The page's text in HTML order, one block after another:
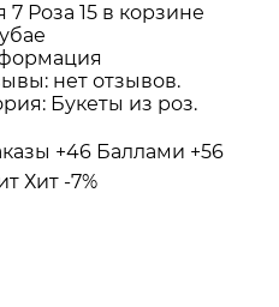
7 Роза 15 в корзине
нет отзывов.
Букеты из роз.
+46 Баллами +56
Хит -7%